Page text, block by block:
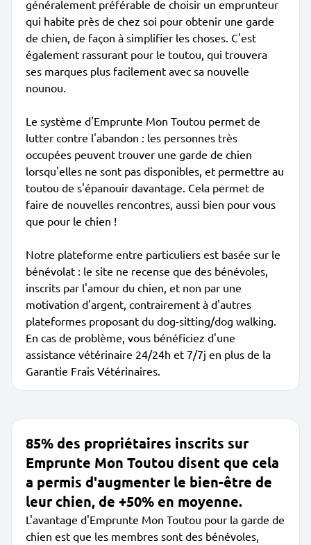
généralement préférable de choisir un emprunteur
qui habite près de chez soi pour obtenir une garde
de chien, de façon à simplifier les choses. C'est
également rassurant pour le toutou, qui trouvera
ses marques plus facilement avec sa nouvelle
nounou.
Le système d'Emprunte Mon Toutou permet de
lutter contre l'abandon : les personnes très
occupées peuvent trouver une garde de chien
lorsqu'elles ne sont pas disponibles, et permettre au
toutou de s'épanouir davantage. Cela permet de
faire de nouvelles rencontres, aussi bien pour vous
que pour le chien !
Notre plateforme entre particuliers est basée sur le
bénévolat : le site ne recense que des bénévoles,
inscrits par l'amour du chien, et non par une
motivation d'argent, contrairement à d'autres
plateformes proposant du dog-sitting/dog walking.
En cas de problème, vous bénéficiez d'une
assistance vétérinaire 24/24h et 7/7j en plus de la
Garantie Frais Vétérinaires.
85% des propriétaires inscrits sur
Emprunte Mon Toutou disent que cela
a permis d'augmenter le bien-être de
leur chien, de +50% en moyenne.
L'avantage d'Emprunte Mon Toutou pour la garde de
chien est que les membres sont des bénévoles,